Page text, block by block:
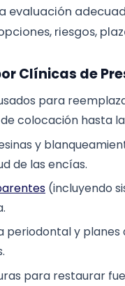
riesgos,
Clínicas de
para
colocación hasta la
y
de las encías.
(incluyendo
periodontal y
para restaurar